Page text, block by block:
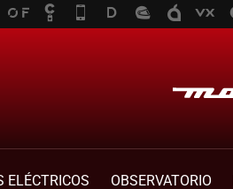
ELÉCTRICOS OBSERVATORIO